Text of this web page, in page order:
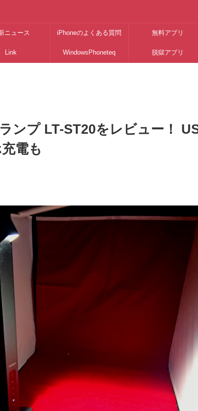
ニュース iPhoneのよくある質問 無料アプリ
Link WindowsPhoneteq 脱獄アプリ
ンプ LT-ST20をレビュー！
電も